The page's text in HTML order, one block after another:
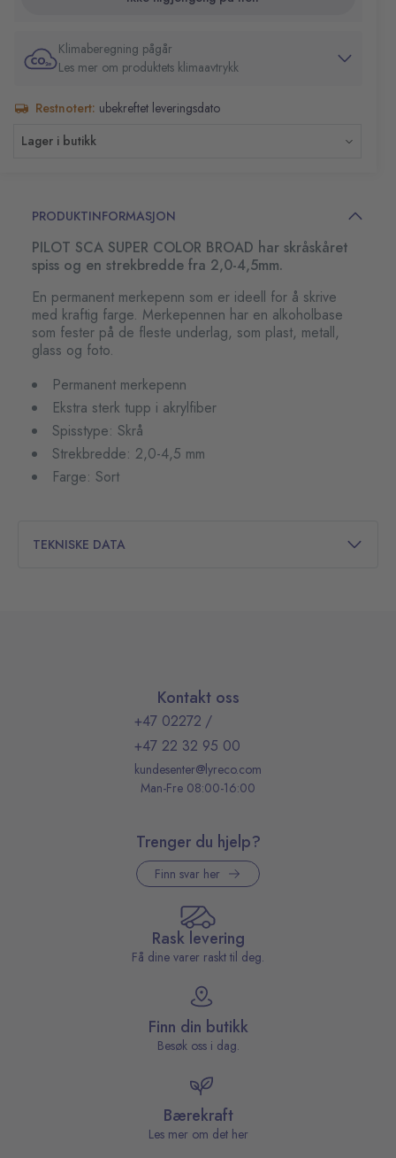
Klimaberegning pågår
Les mer om produktets klimaavtrykk
Restnotert: ubekreftet leveringsdato
Lager i butikk
PRODUKTINFORMASJON
PILOT SCA SUPER COLOR BROAD har skråskåret
spiss og en strekbredde fra 2,0-4,5mm.
En permanent merkepenn som er ideell for å skrive
med kraftig farge. Merkepennen har en alkoholbase
som fester på de fleste underlag, som plast, metall,
glass og foto.
Permanent merkepenn
Ekstra sterk tupp i akrylfiber
Spisstype: Skrå
Strekbredde: 2,0-4,5 mm
Farge: Sort
TEKNISKE DATA
Kontakt oss
+47 02272 /
+47 22 32 95 00
kundesenter@lyreco.com
Man-Fre 08:00-16:00
Trenger du hjelp?
Finn svar her
Rask levering
Få dine varer raskt til deg.
Finn din butikk
Besøk oss i dag.
Bærekraft
Les mer om det her